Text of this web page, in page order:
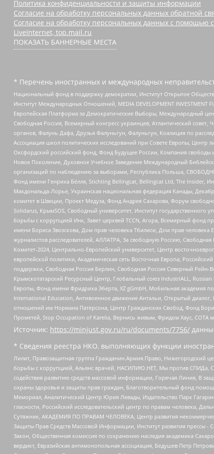
Политика конфиденциальности и защиты информации
Согласие на обработку персональных данных обратной
Согласие на обработку персональных данных с помощью
LiveInternet, top.mail.ru
ПОКАЗАТЬ БАННЕРНЫЕ МЕСТА
* Перечень иностранных и международных
Национальный фонд в поддержку демократии, Институт Открытое
Институт Международных Отношений, MEDIA DEVELOPMENT
Европейская Платформа за Демократические Выборы, Международный
Свободная Россия, Всемирный конгресс украинцев, Атлантический
органов, Фалунь Дафа, Друзья Фалуньгун, Фалуньгун, Коалиция по
Ассоциация школ политических исследований при Совете Европы,
Оксфордский российский фонд, Фонд Будущее России, Компания свободы
Новое Поколение, Духовное Учебное Заведение Международный
организаций по наблюдению за выборами, Республика Польша,
Фонд имени Генриха Бёлля, Stichting Bellingcat, Bellingcat Ltd, The Insider,
Макдональда-Лорье, Украинская национальная федерация Канады,
комитет в Швеции, Проект Медуза, Фонд Андрея Сахарова, Форум
Solidarus, КрымSOS, Свободный университет, Институт
борьбы с коррупцией Инк, Завет церквей TCCN, Агора, Всемирный фонд
имени Бориса Звозскова, Дом прав человека Тбилиси, Дом прав
журналистов расследователей, АЛЛАТРА, За свободную Россию,
Комитет-2024, Центрально-Европейский университет, Центр
европейской политики, Академическая сеть Восточная Европа,
поддержки, Свободная Россия Берлин, Свободная Россия Северный
Крымскотатарский Ресурсный Центр, Глобальный союз IndustriALL,
Европы, Фонд имени Фридриха Эберта, XZ gGmbH, Мобильная академия
International Education, Антивоенное движение Антальи, Открытый
отношений им Нормана Патерсона, Центр Гражданских Свобод, Фонд
Прометей, Stop Occupation of Karelia, Вернись живым, Фридом Хаус, СОТА
Источник: https://minjust.gov.ru/ru/documents/7756/
* Сведения реестра НКО, выполняющих функции
Лилит, Правозащитная группа Гражданин.Армия.Право, Нижегородский
борьбы с коррупцией, Альянс врачей, НАСИЛИЮ.НЕТ, Мы против СПИДа,
содействия развитию средств массовой информации, Горячая Линия, В
охраны здоровья и защиты прав граждан, Благотворительный фонд
Мемориал, Аналитический Центр Юрия Левады, Издательство Парк
гласности, Российский исследовательский центр по правам человека,
Сутяжник, АКАДЕМИЯ ПО ПРАВАМ ЧЕЛОВЕКА, Центр развития
Защиты Прав Средств Массовой Информации, Институт развития прессы
Закон, Общественная комиссия по сохранению наследия академика
вердикт, Евразийская антимонопольная ассоциация, Бедушев Петр